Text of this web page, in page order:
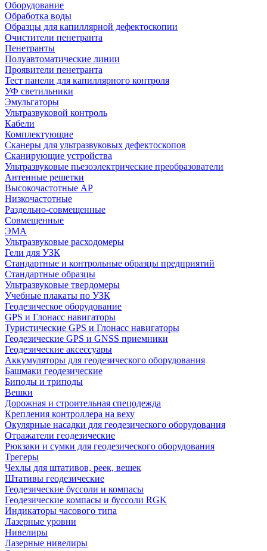
Оборудование
Обработка воды
Образцы для капиллярной дефектоскопии
Очистители пенетранта
Пенетранты
Полуавтоматические линии
Проявители пенетранта
Тест панели для капиллярного контроля
УФ светильники
Эмульгаторы
Ультразвуковой контроль
Кабели
Комплектующие
Сканеры для ультразвуковых дефектоскопов
Сканирующие устройства
Ультразвуковые пьезоэлектрические преобразователи
Антенные решетки
Высокочастотные АР
Низкочастотные
Раздельно-совмещенные
Совмещенные
ЭМА
Ультразвуковые расходомеры
Гели для УЗК
Стандартные и контрольные образцы предприятий
Стандартные образцы
Ультразвуковые твердомеры
Учебные плакаты по УЗК
Геодезическое оборудование
GPS и Глонасс навигаторы
Туристические GPS и Глонасс навигаторы
Геодезические GPS и GNSS приемники
Геодезические аксессуары
Аккумуляторы для геодезического оборудования
Башмаки геодезические
Биподы и триподы
Вешки
Дорожная и строительная спецодежда
Крепления контроллера на веху
Окулярные насадки для геодезического оборудования
Отражатели геодезические
Рюкзаки и сумки для геодезического оборудования
Трегеры
Чехлы для штативов, реек, вешек
Штативы геодезические
Геодезические буссоли и компасы
Геодезические компасы и буссоли RGK
Индикаторы часового типа
Лазерные уровни
Нивелиры
Лазерные нивелиры